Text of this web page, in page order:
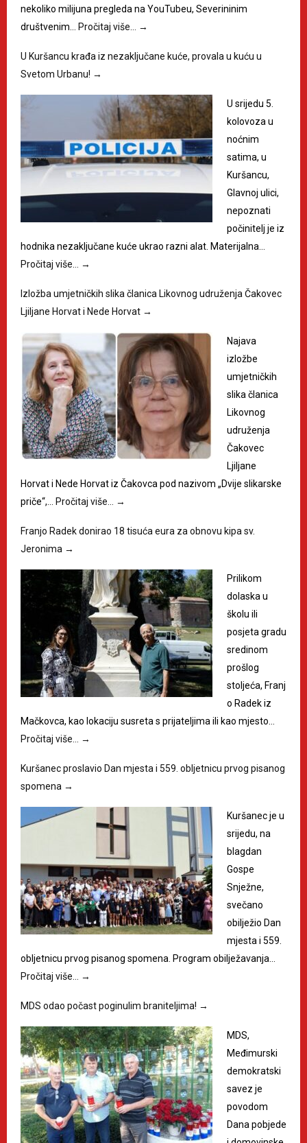
nekoliko milijuna pregleda na YouTubeu, Severininim
društvenim… Pročitaj više… →
U Kuršancu krađa iz nezaključane kuće, provala u kuću u
Svetom Urbanu! →
U srijedu 5.
kolovoza u
noćnim
satima, u
Kuršancu,
Glavnoj ulici,
nepoznati
počinitelj je iz
hodnika nezaključane kuće ukrao razni alat. Materijalna…
Pročitaj više… →
Izložba umjetničkih slika članica Likovnog udruženja Čakovec
Ljiljane Horvat i Nede Horvat →
Najava
izložbe
umjetničkih
slika članica
Likovnog
udruženja
Čakovec
Ljiljane
Horvat i Nede Horvat iz Čakovca pod nazivom „Dvije slikarske
priče“,… Pročitaj više… →
Franjo Radek donirao 18 tisuća eura za obnovu kipa sv.
Jeronima →
Prilikom
dolaska u
školu ili
posjeta gradu
sredinom
prošlog
stoljeća, Franj
o Radek iz
Mačkovca, kao lokaciju susreta s prijateljima ili kao mjesto…
Pročitaj više… →
Kuršanec proslavio Dan mjesta i 559. obljetnicu prvog pisanog
spomena →
Kuršanec je u
srijedu, na
blagdan
Gospe
Snježne,
svečano
obilježio Dan
mjesta i 559.
obljetnicu prvog pisanog spomena. Program obilježavanja…
Pročitaj više… →
MDS odao počast poginulim braniteljima! →
MDS,
Međimurski
demokratski
savez je
povodom
Dana pobjede